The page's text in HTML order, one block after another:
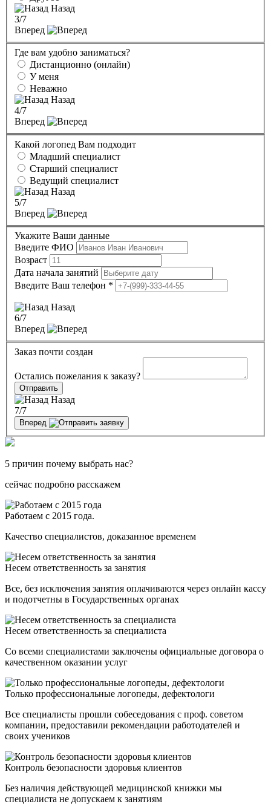
Назад
3/7
Вперед
Где вам удобно заниматься?
Дистанционно (онлайн)
У меня
Неважно
Назад
4/7
Вперед
Какой логопед Вам подходит
Младший специалист
Старший специалист
Ведущий специалист
Назад
5/7
Вперед
Укажите Ваши данные
Введите ФИО
Возраст
Дата начала занятий
Введите Ваш телефон *
Назад
6/7
Вперед
Заказ почти создан
Остались пожелания к заказу?
Отправить
Назад
7/7
Вперед
5 причин почему выбрать нас?
сейчас подробно расскажем
Работаем с 2015 года.
Качество специалистов, доказанное временем
Несем ответственность за занятия
Все, без исключения занятия оплачиваются через онлайн кассу
и подотчетны в Государственных органах
Несем ответственность за специалиста
Со всеми специалистами заключены официальные договора о
качественном оказании услуг
Только профессиональные логопеды, дефектологи
Все специалисты прошли собеседования с проф. советом
компании, предоставили рекомендации работодателей и
своих учеников
Контроль безопасности здоровья клиентов
Без наличия действующей медицинской книжки мы
специалиста не допускаем к занятиям